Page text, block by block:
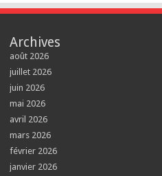
Archives
août 2026
juillet 2026
juin 2026
mai 2026
avril 2026
mars 2026
février 2026
janvier 2026